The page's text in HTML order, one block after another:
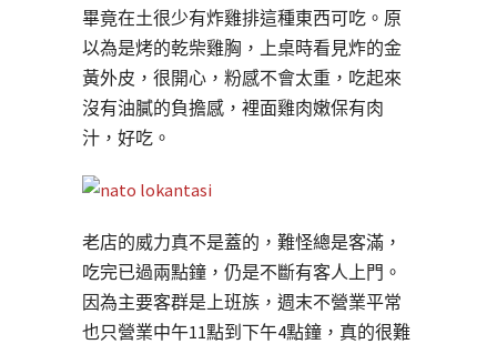
畢竟在土很少有炸雞排這種東西可吃。原
以為是烤的乾柴雞胸，上桌時看見炸的金
黃外皮，很開心，粉感不會太重，吃起來
沒有油膩的負擔感，裡面雞肉嫩保有肉
汁，好吃。
老店的威力真不是蓋的，難怪總是客滿，
吃完已過兩點鐘，仍是不斷有客人上門。
因為主要客群是上班族，週末不營業平常
也只營業中午11點到下午4點鐘，真的很難